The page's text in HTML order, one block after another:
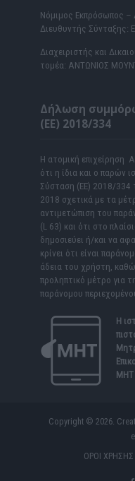
Νόμιμος Εκπρόσωπος
Διευθυντής
Διαχειριστής και
τομέα: ΑΝΤΩΝΙΟΣ
Δήλωση
(ΕΕ) 2018/334
Η ατομική
ότι η ίδια και ο παρών
Σύσταση (ΕΕ) 2018/334
2018 σχετικά με τα
αντιμετώπιση του
(L 63) και ότι στο
δημοσιεύει ή/και να
κρίνει ότι είναι
άδεια του χρήστη,
προληπτικό μέτρο για
παράνομου
Η
ΜΗΤ
Copyright © 2026.
ΟΡΟΙ ΧΡΗΣΗΣ